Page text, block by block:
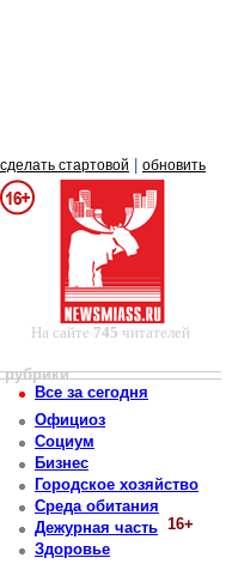
сделать стартовой обновить
На сайте 745 читателей
рубрики
Все за сегодня
Официоз
Социум
Бизнес
Городское хозяйство
Среда обитания
Дежурная часть 16+
Здоровье